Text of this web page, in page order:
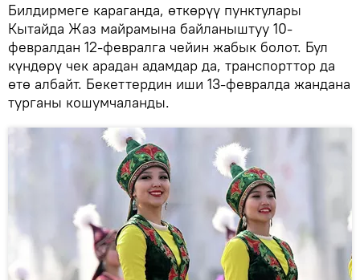
Билдирмеге караганда, өткөрүү пунктулары
Кытайда Жаз майрамына байланыштуу 10-
февралдан 12-февралга чейин жабык болот. Бул
күндөрү чек арадан адамдар да, транспорттор да
өтө албайт. Бекеттердин иши 13-февралда жандана
турганы кошумчаланды.